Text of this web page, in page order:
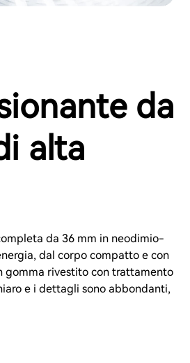
da
alta
da 36 mm in neodimio-
dal corpo compatto e con
gomma rivestito con trattamento
e i dettagli sono abbondanti,